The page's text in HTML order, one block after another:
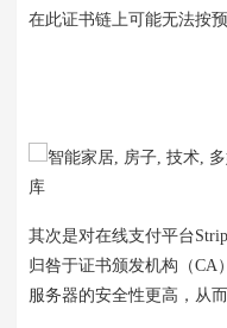
在此证书链上可能无法按
其次是对在线支付平台
归咎于证书颁发机构（CA
服务器的安全性更高，从